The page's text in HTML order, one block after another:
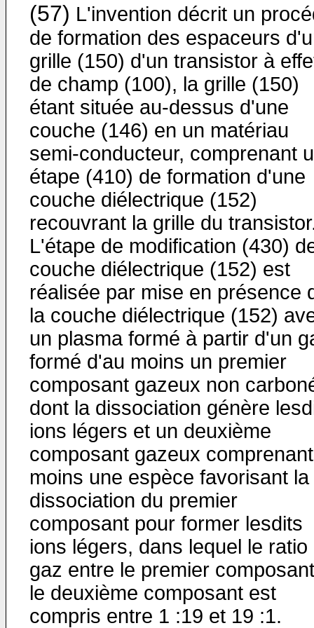
(57) L'invention décrit un
de formation des espaceurs
grille (150) d'un transistor à
de champ (100), la grille (150)
étant située au-dessus d'une
couche (146) en un matériau
semi-conducteur, comprenant
étape (410) de formation d'une
couche diélectrique (152)
recouvrant la grille du
L'étape de modification (430)
couche diélectrique (152) est
réalisée par mise en présence
la couche diélectrique (152)
un plasma formé à partir d'un
formé d'au moins un premier
composant gazeux non
dont la dissociation génère
ions légers et un deuxième
composant gazeux
moins une espèce favorisant la
dissociation du premier
composant pour former lesdits
ions légers, dans lequel le ratio
gaz entre le premier
le deuxième composant est
compris entre 1 :19 et 19 :1.